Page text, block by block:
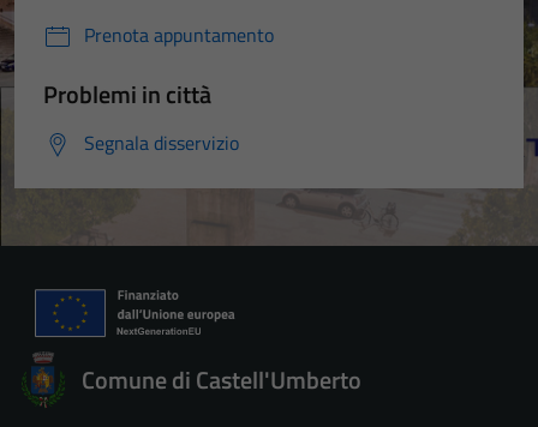
Prenota appuntamento
Problemi in città
Segnala disservizio
Comune di Castell'Umberto